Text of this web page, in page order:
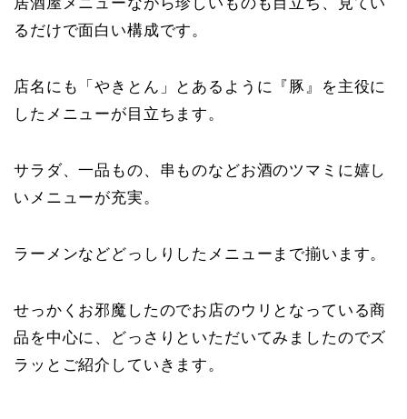
るだけで面白い構成です。
店名にも「やきとん」とあるように『豚』を主役に
したメニューが目立ちます。
サラダ、一品もの、串ものなどお酒のツマミに嬉し
いメニューが充実。
ラーメンなどどっしりしたメニューまで揃います。
せっかくお邪魔したのでお店のウリとなっている商
品を中心に、どっさりといただいてみましたのでズ
ラッとご紹介していきます。